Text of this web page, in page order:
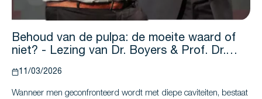
Behoud van de pulpa: de moeite waard of
niet? - Lezing van Dr. Boyers & Prof. Dr.
Schwendicke
11/03/2026
Wanneer men geconfronteerd wordt met diepe caviteiten, bestaat